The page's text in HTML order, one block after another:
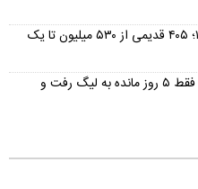
قیمت پژو ۴۰۵ کارکرده در مرداد ۱۴۰۵؛ ۴۰۵ قدیمی از ۵۳۰ میلیون تا یک
زلزله روی نیمکت تراکتور؛ چرا ربیعی فقط ۵ روز مانده به لیگ رفت و